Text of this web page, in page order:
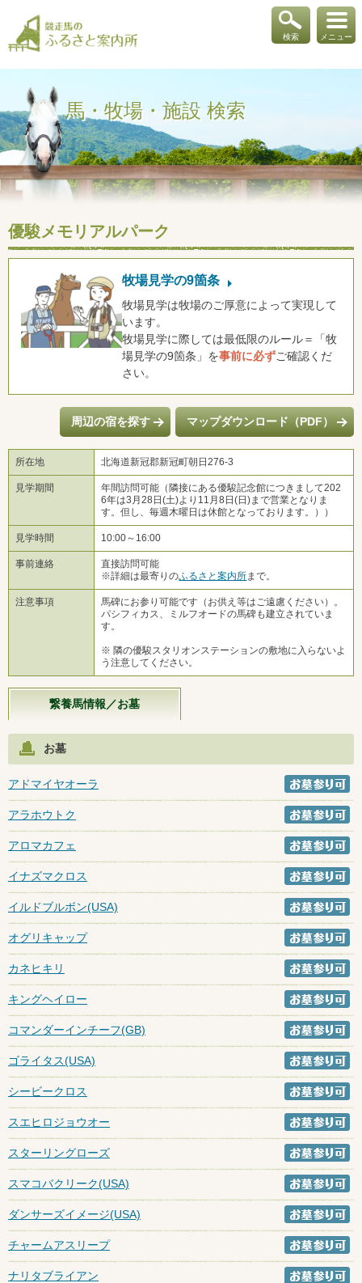
メニュー
検索
馬・牧場・施設 検索
優駿メモリアルパーク
牧場見学の9箇条
牧場見学は牧場のご厚意によって実現して
います。
牧場見学に際しては最低限のルール＝「牧
場見学の9箇条」を事前に必ずご確認くだ
さい。
周辺の宿を探す マップダウンロード（PDF）
所在地 北海道新冠郡新冠町朝日276-3
見学期間
年間訪問可能（隣接にある優駿記念館につきまして202
6年は3月28日(土)より11月8日(日)まで営業となりま
す。但し、毎週木曜日は休館となっております。））
見学時間 10:00～16:00
事前連絡
直接訪問可能
※詳細は最寄りのふるさと案内所まで。
注意事項
馬碑にお参り可能です（お供え等はご遠慮ください）。
パシフィカス、ミルフオードの馬碑も建立されていま
す。
※ 隣の優駿スタリオンステーションの敷地に入らないよ
う注意してください。
繋養馬情報／お墓
お墓
アドマイヤオーラ
アラホウトク
アロマカフェ
イナズマクロス
イルドブルボン(USA)
オグリキャップ
カネヒキリ
キングヘイロー
コマンダーインチーフ(GB)
ゴライタス(USA)
シービークロス
スエヒロジョウオー
スターリングローズ
スマコバクリーク(USA)
ダンサーズイメージ(USA)
チャームアスリープ
ナリタブライアン